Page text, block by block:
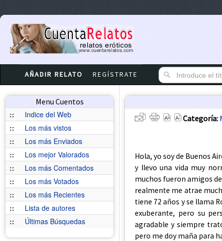
AÑADIR RELATO REGÍSTRATE
Menu Cuentos
::
Indice del Web
::
Los más vistos
::
Los más Enviados
::
Los mejor Valorados
::
Los más Comentados
::
Los más Votados
::
Los más Recientes
::
Lista de autores
::
Últimas Búsquedas
Categoría:
Hola, yo soy de Buenos
y llevo una vida muy
muchos fueron amigos
realmente me atrae
tiene 72 años y se llama
exuberante, pero su
agradable y siempre
pero me doy maña para